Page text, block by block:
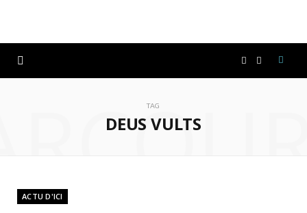
TAG
DEUS VULTS
ACTU D'ICI